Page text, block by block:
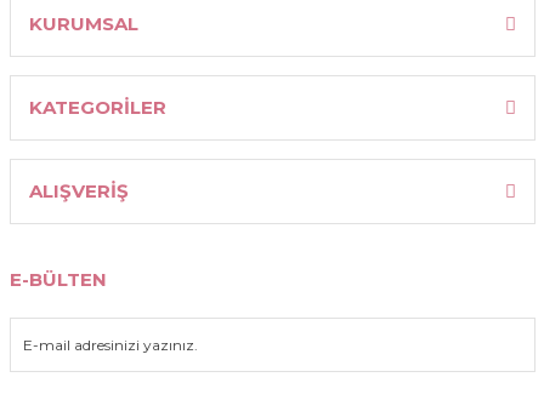
Bu ürüne benzer farklı alternatifler olmalı.
KURUMSAL
KATEGORİLER
ALIŞVERİŞ
E-BÜLTEN